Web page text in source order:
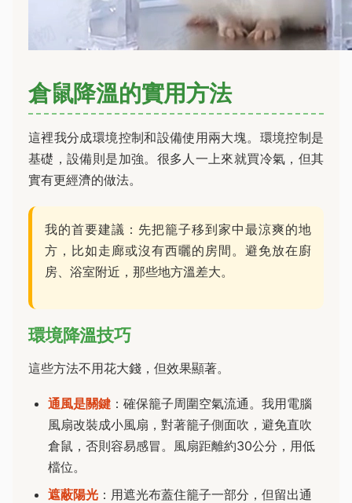
倉鼠降溫的實用方法
這裡我分成環境控制和設備使用兩大塊。環境控制是
基礎，設備則是加強。很多人一上來就買冷氣，但其
實有更經濟的做法。
我的首要建議：先把籠子移到家中最涼爽的地
方，比如走廊或沒有西曬的房間。避免放在廚
房、浴室附近，那些地方溫差大。
環境降溫技巧
這些方法不用花大錢，但效果顯著。
通風是關鍵 ：確保籠子周圍空氣流通。我用電腦
風扇改裝成小風扇，對著籠子側面吹，避免直吹
倉鼠，否則容易感冒。風扇距離約30公分，用低
檔位。
遮蔽陽光 ：用遮光布蓋住籠子一部分，但留出通